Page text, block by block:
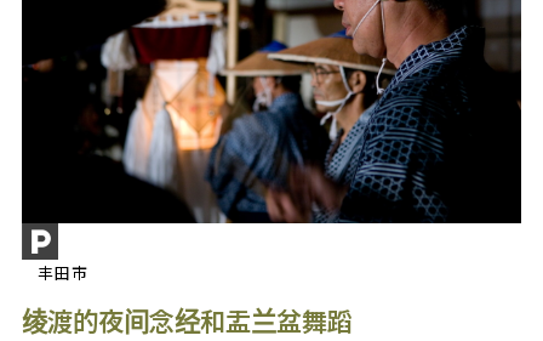
丰田市
绫渡的夜间念经和盂兰盆舞蹈